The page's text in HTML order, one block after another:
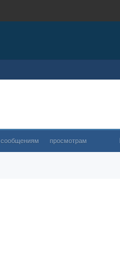
сообщениям просмотрам